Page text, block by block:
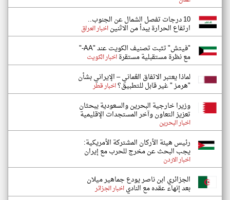
10 درجات تفصل الشمال عن الجنوب..
ارتفاع الحرارة يبدأ من الاثنيناخبار العراق
"فيتش" تثبت تصنيف الكويت عند "AA-"
مع نظرة مستقبلية مستقرةاخبار الكويت
لماذا يعتبر الاتفاق العُماني – الإيراني بشأن
"هرمز " غير قابل للتطبيق؟اخبار قطر
وزيرا خارجية البحرين والسعودية يبحثان
تعزيز التعاون وآخر المستجدات الإقليمية
اخبار البحرين
رئيس هيئة الأركان المشتركة الأمريكية:
يجب البحث عن مخرج للحرب مع إيران
اخبار الاردن
الجزائري ابن ناصر يودع جماهير ميلان
بعد إنهاء عقده مع النادياخبار الجزائر